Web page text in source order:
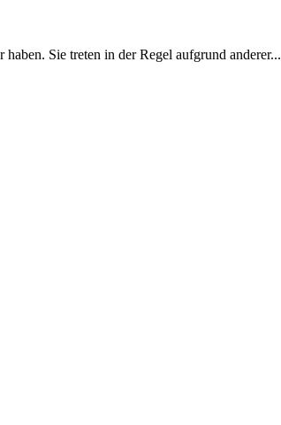
Sie treten in der Regel aufgrund anderer...